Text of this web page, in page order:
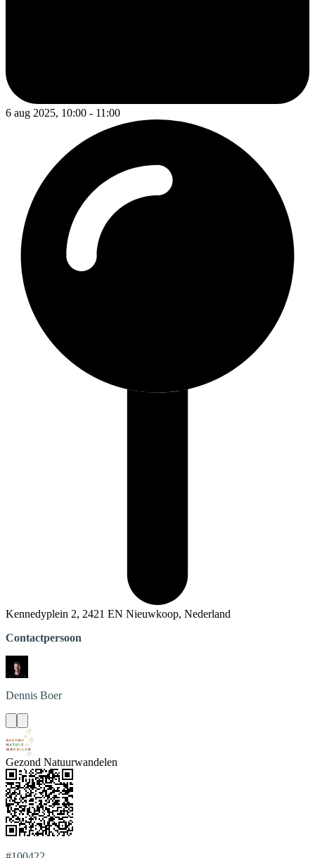
6 aug 2025, 10:00 - 11:00
Kennedyplein 2, 2421 EN Nieuwkoop, Nederland
Contactpersoon
Dennis Boer
Gezond Natuurwandelen